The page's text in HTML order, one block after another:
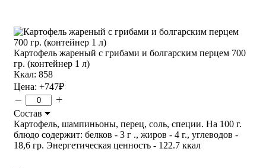
Картофель жареный с грибами и болгарским перцем 700
гр. (контейнер 1 л)
Ккал: 858
Цена: +747₽
– +
Состав
Картофель, шампиньоны, перец, соль, специи. На 100 г.
блюдо содержит: белков - 3 г ., жиров - 4 г., углеводов -
18,6 гр. Энергетическая ценность - 122.7 ккал